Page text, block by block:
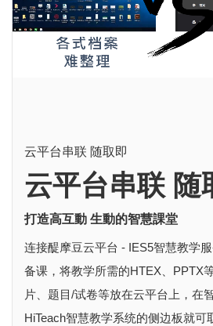
云平台串联 随取即
云平台串联 随
打造高互動 生動的智慧課堂
连接醍摩豆云平台 - IES5智慧教学
备课，将教学所需的HTEX、PPTX
片、题目/试卷等放在云平台上，在
HiTeach智慧教学系统的侧边板就可